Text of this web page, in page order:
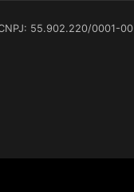
55.902.220/0001-00